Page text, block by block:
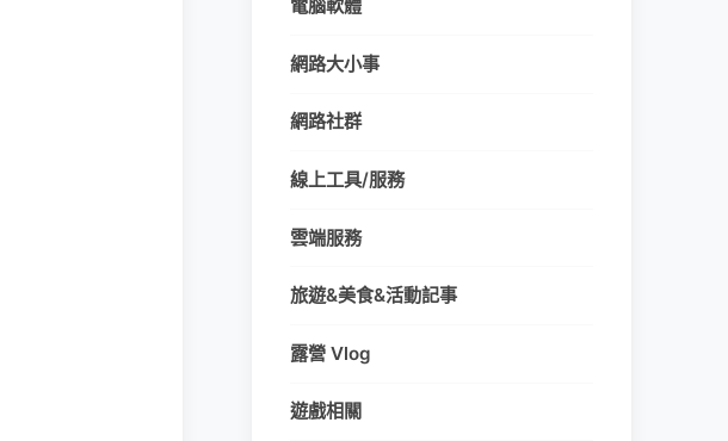
電腦軟體
網路大小事
網路社群
線上工具/服務
雲端服務
旅遊&美食&活動記事
露營 Vlog
遊戲相關